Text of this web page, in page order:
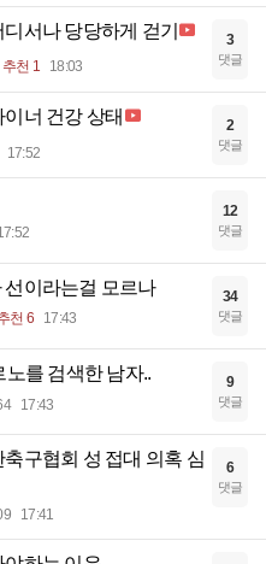
서나 당당하게 걷기
추천 1 18:03
3
댓글
너 건강 상태
17:52
2
댓글
12
댓글
이라는걸 모르나
천 6 17:43
34
댓글
를 검색한 남자..
17:43
9
댓글
구협회 성 접대 의혹 심
17:41
6
댓글